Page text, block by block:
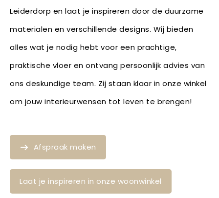
Leiderdorp en laat je inspireren door de duurzame
materialen en verschillende designs. Wij bieden
alles wat je nodig hebt voor een prachtige,
praktische vloer en ontvang persoonlijk advies van
ons deskundige team. Zij staan klaar in onze winkel
om jouw interieurwensen tot leven te brengen!
Afspraak maken
Laat je inspireren in onze woonwinkel